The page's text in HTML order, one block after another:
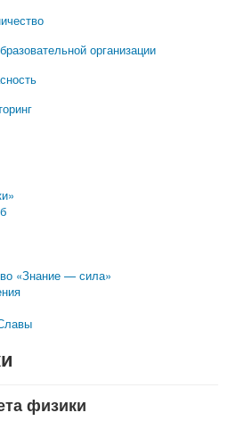
организации
«Знание — сила»
физики